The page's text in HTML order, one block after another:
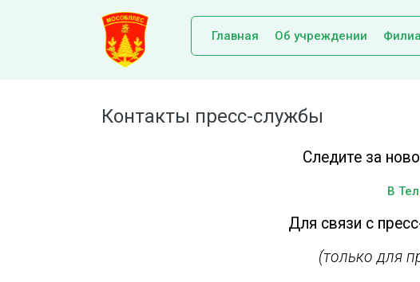
Главная Об учреждении
Контакты пресс-службы
Следите за
В
Для связи с
(только для